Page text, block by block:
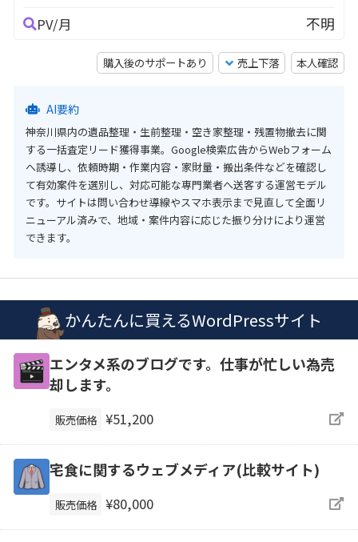
PV/月 不明
購入後のサポートあり 売上下落 本人確認
AI要約
神奈川県内の遺品整理・生前整理・空き家整理・残置物撤去に関
する一括査定リード獲得事業。Google検索広告からWebフォーム
へ誘導し、依頼時期・作業内容・家財量・搬出条件などを確認し
て有効案件を選別し、対応可能な専門業者へ送客する運営モデル
です。サイトは問い合わせ導線やスマホ表示まで見直して全面リ
ニューアル済みで、地域・案件内容に応じた振り分けにより運営
できます。
かんたんに買えるWordPressサイト
エンタメ系のブログです。仕事が忙しい為売
却します。
販売価格 ¥51,200
宅食に関するウェブメディア(比較サイト)
販売価格 ¥80,000